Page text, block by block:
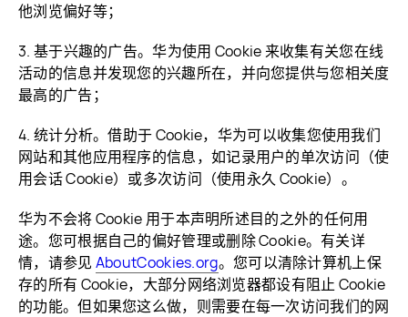
他浏览偏好等；
3. 基于兴趣的广告。华为使用 Cookie 来收集有关您在线
活动的信息并发现您的兴趣所在，并向您提供与您相关度
最高的广告；
4. 统计分析。借助于 Cookie，华为可以收集您使用我们
网站和其他应用程序的信息，如记录用户的单次访问（使
用会话 Cookie）或多次访问（使用永久 Cookie）。
华为不会将 Cookie 用于本声明所述目的之外的任何用
途。您可根据自己的偏好管理或删除 Cookie。有关详
情，请参见 AboutCookies.org。您可以清除计算机上保
存的所有 Cookie，大部分网络浏览器都设有阻止 Cookie
的功能。但如果您这么做，则需要在每一次访问我们的网